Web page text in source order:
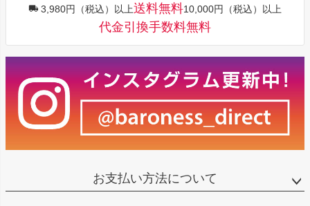
3,980円（税込）以上送料無料10,000円（税込）以上
代金引換手数料無料
お支払い方法について